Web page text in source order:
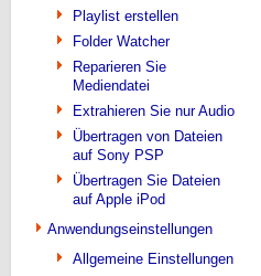
Playlist erstellen
Folder Watcher
Reparieren Sie
Mediendatei
Extrahieren Sie nur Audio
Übertragen von Dateien
auf Sony PSP
Übertragen Sie Dateien
auf Apple iPod
Anwendungseinstellungen
Allgemeine Einstellungen